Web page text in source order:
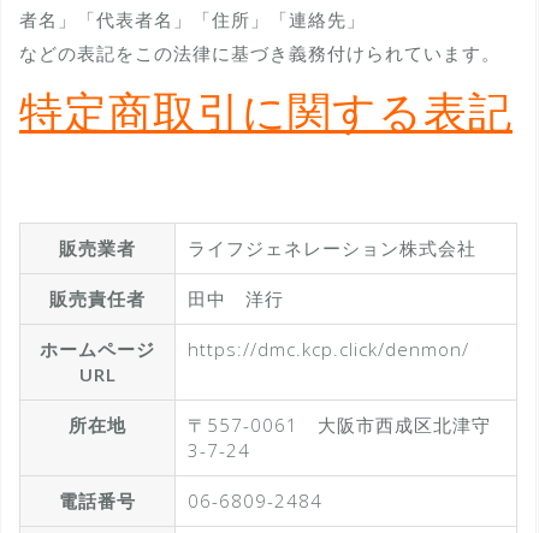
者名」「代表者名」「住所」「連絡先」
などの表記をこの法律に基づき義務付けられています。
特定商取引に関する表記
販売業者 ライフジェネレーション株式会社
販売責任者 田中 洋行
ホームページ
URL
https://dmc.kcp.click/denmon/
所在地
〒557-0061 大阪市西成区北津守
3-7-24
電話番号 06-6809-2484